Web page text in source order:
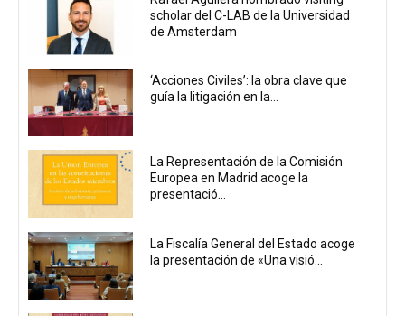
scholar del C-LAB de la Universidad
de Amsterdam
‘Acciones Civiles’: la obra clave que
guía la litigación en la...
La Representación de la Comisión
Europea en Madrid acoge la
presentació...
La Fiscalía General del Estado acoge
la presentación de «Una visió...